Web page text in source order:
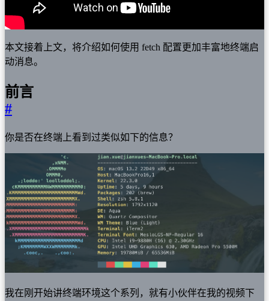
本文接着上文，将介绍如何使用 fetch 配置更加丰富地终端启
动消息。
前言
#
你是否在终端上看到过类似如下的信息？
我在刚开始讲终端环境这个系列，就有小伙伴在我的视频下